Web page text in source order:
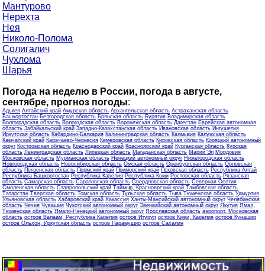
Мантурово
Нерехта
Нея
Николо-Полома
Солигалич
Чухлома
Шарья
Погода на неделю в России, погода в августе,
сентябре, прогноз погоды:
Адыгея Алтайский край Амурская область Архангельская область Астраханская область
Башкортостан Белгородская область Брянская область Бурятия Владимирская область
Волгоградская область Вологодская область Воронежская область Дагестан Еврейская автономная
область Забайкальский край Западно-Казахстанская область Ивановская область Ингушетия
Иркутская область Кабардино-Балкария Калининградская область Калмыкия Калужская область
Камчатский край Карачаево-Черкесия Кемеровская область Кировская область Коряцкий автономный
округ Костромская область Краснодарский край Красноярский край Курганская область Курская
область Ленинградская область Липецкая область Магаданская область Марий Эл Мордовия
Московская область Мурманская область Ненецкий автономный округ Нижегородская область
Новгородская область Новосибирская область Омская область Оренбургская область Орловская
область Пензенская область Пермский край Приморский край Псковская область Республика Алтай
Республика Башкортостан Республика Карелия Республика Коми Ростовская область Рязанская
область Самарская область Саратовская область Свердловская область Северная Осетия
Смоленская область Ставропольский край Таймыр, Красноярский край Тамбовская область
Татарстан Тверская область Томская область Тульская область Тыва Тюменская область Удмуртия
Ульяновская область Хабаровский край Хакассия Ханты-Мансийский автономный округ Челябинская
область Чечня Чувашия Чукотский автономный округ Эвенкийский автономный округ Якутия Ямал,
Тюменская область Ямало-Ненецкий автономный округ Ярославская область аэропорт, Московская
область остров Валаам, Республика Карелия остров Итуруп остров Кижи, Карелия остров Кунашир
остров Ольхон, Иркутская область остров Парамушир остров Сахалин